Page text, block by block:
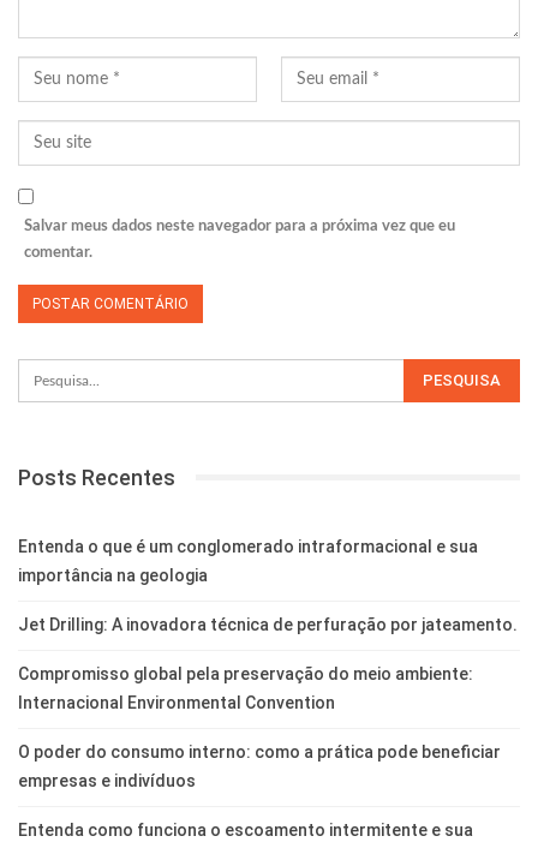
Salvar meus dados neste navegador para a próxima vez que eu
comentar.
Posts Recentes
Entenda o que é um conglomerado intraformacional e sua
importância na geologia
Jet Drilling: A inovadora técnica de perfuração por jateamento.
Compromisso global pela preservação do meio ambiente:
Internacional Environmental Convention
O poder do consumo interno: como a prática pode beneficiar
empresas e indivíduos
Entenda como funciona o escoamento intermitente e sua